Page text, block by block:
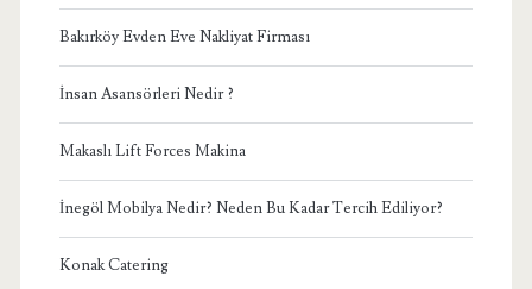
Bakırköy Evden Eve Nakliyat Firması
İnsan Asansörleri Nedir ?
Makaslı Lift Forces Makina
İnegöl Mobilya Nedir? Neden Bu Kadar Tercih Ediliyor?
Konak Catering